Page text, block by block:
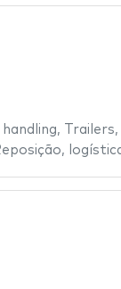
handling, Trailers,
,